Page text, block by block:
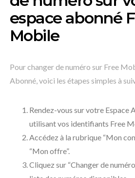
espace abonné
Mobile
Pour changer de numéro sur Free
Abonné, voici les étapes simples à
Rendez-vous sur votre Espace
utilisant vos identifiants Free
Accédez à la rubrique “Mon
“Mon offre”.
Cliquez sur “Changer de